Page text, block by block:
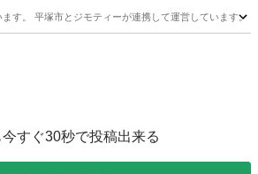
ます。 平塚市とジモティーが連携して運営していま
すぐ30秒で投稿出来る